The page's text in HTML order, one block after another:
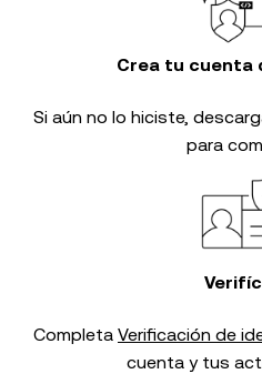
Crea tu cuenta
Si aún no lo hiciste,
para
Completa Verificación de
cuenta y tus